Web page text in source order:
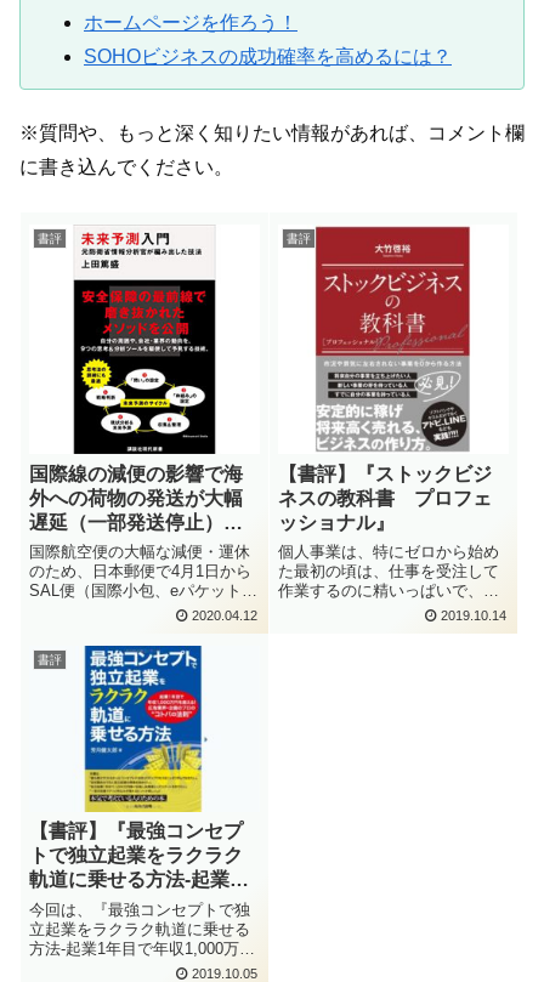
ホームページを作ろう！
SOHOビジネスの成功確率を高めるには？
※質問や、もっと深く知りたい情報があれば、コメント欄
に書き込んでください。
書評
国際線の減便の影響で海
外への荷物の発送が大幅
遅延（一部発送停止）。
何もできないので本を読
んで勉強することに
国際航空便の大幅な減便・運休
のため、日本郵便で4月1日から
SAL便（国際小包、eパケットラ
イト）での発送ができなくなっ
てしまいました。そのうえ、3月
26日以降に郵便局に出したSAL
便の荷物も4月1日までに海外へ
の発送が済んでいないため返送
2020.04.12
書評
【書評】『ストックビジ
ネスの教科書 プロフェ
ッショナル』
個人事業は、特にゼロから始め
た最初の頃は、仕事を受注して
作業するのに精いっぱいで、安
定した収入とは程遠い日々が続
きますよね。この本は、日々の
2019.10.14
書評
【書評】『最強コンセプ
トで独立起業をラクラク
軌道に乗せる方法-起業1
年目で年収1,000万円を超
える! 広告業界・企画のプ
ロの〝コトバの法則” 』
今回は、『最強コンセプトで独
立起業をラクラク軌道に乗せる
方法-起業1年目で年収1,000万円
を超える! 広告業界・企画のプ
2019.10.05